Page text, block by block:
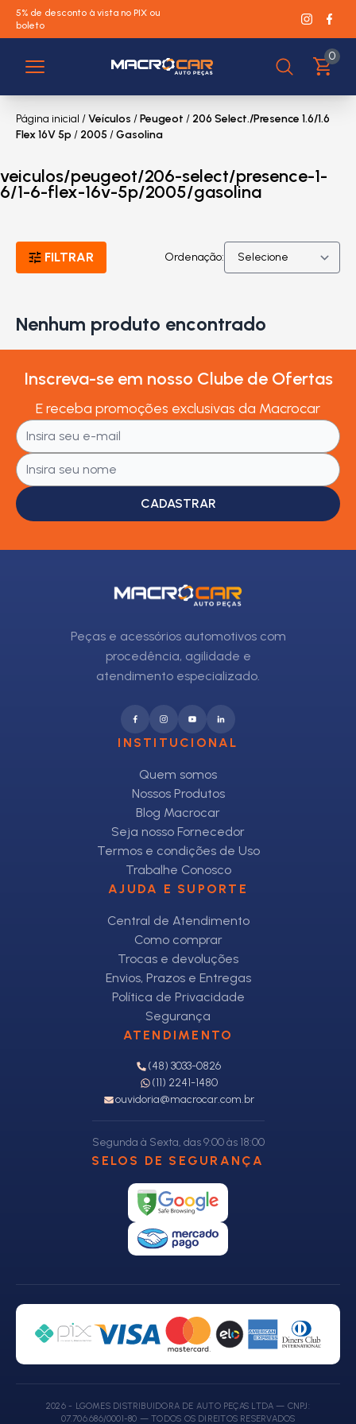
5% de desconto à vista no PIX ou
boleto
0
Página inicial /Veículos /Peugeot / 206 Select./Presence 1.6/1.6
Flex 16V 5p/ 2005 /Gasolina
veiculos/peugeot/206-select/presence-1-
6/1-6-flex-16v-5p/2005/gasolina
FILTRAR Ordenação:
Nenhum produto encontrado
Inscreva-se em nosso Clube de Ofertas
E receba promoções exclusivas da Macrocar
CADASTRAR
Peças e acessórios automotivos com
procedência, agilidade e
atendimento especializado.
INSTITUCIONAL
Quem somos
Nossos Produtos
Blog Macrocar
Seja nosso Fornecedor
Termos e condições de Uso
Trabalhe Conosco
AJUDA E SUPORTE
Central de Atendimento
Como comprar
Trocas e devoluções
Envios, Prazos e Entregas
Política de Privacidade
Segurança
ATENDIMENTO
(48) 3033-0826
(11) 2241-1480
ouvidoria@macrocar.com.br
Segunda à Sexta, das 9:00 às 18:00
SELOS DE SEGURANÇA
2026 - LGOMES DISTRIBUIDORA DE AUTO PEÇAS LTDA — CNPJ:
07.706.686/0001-80 — TODOS OS DIREITOS RESERVADOS